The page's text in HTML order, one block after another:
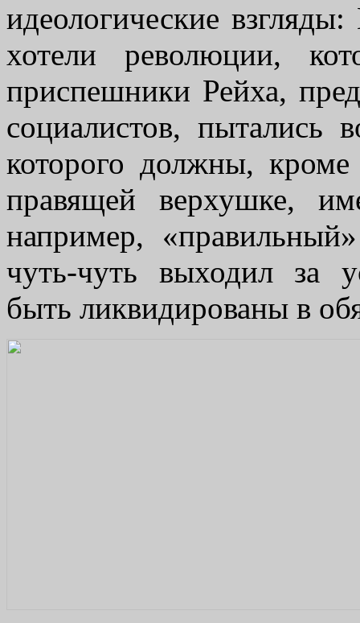
идеологические
хотели революции,
приспешники Рейха,
социалистов, пытались
которого должны, кроме
правящей верхушке,
например,
чуть-чуть выходил за
быть ликвидированы в